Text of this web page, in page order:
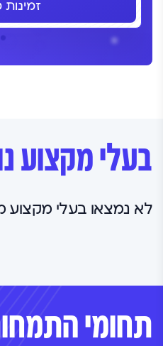
זמינות
בעלי מקצוע
לא נמצאו בעלי מקצוע
תחומי